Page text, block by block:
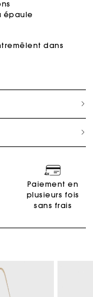
épaule
dans
Paiement en
plusieurs fois
sans frais